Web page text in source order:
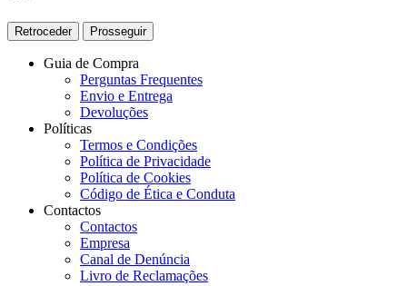
Retroceder Prosseguir
Guia de Compra
Perguntas Frequentes
Envio e Entrega
Devoluções
Políticas
Termos e Condições
Política de Privacidade
Política de Cookies
Código de Ética e Conduta
Contactos
Contactos
Empresa
Canal de Denúncia
Livro de Reclamações